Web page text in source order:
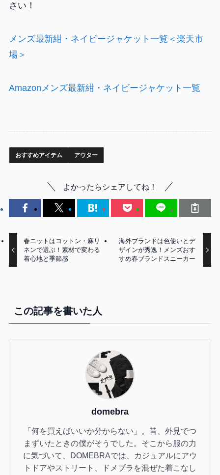
さい！
メンズ最新紺・ネイビージャケット一覧＜楽天市
場＞
Amazonメンズ最新紺・ネイビージャケット一覧
おすすめアイテム アウター
よかったらシェアしてね！
春ニットはコットン・麻リ
ネンで選ぶ！素材で変わる
着心地と季節感
海外ブランドは色使いとデ
ザインが秀逸！メンズおす
すめ春ブランドスニーカー
この記事を書いた人
domebra
「何を買えばいいか分からない」。昔、外見でつ
まずいたときの僕がそうでした。そこから服の力
に気づいて、DOMEBRAでは、カジュアルにアウ
トドアやストリート、ドメブラを混ぜた着こなし